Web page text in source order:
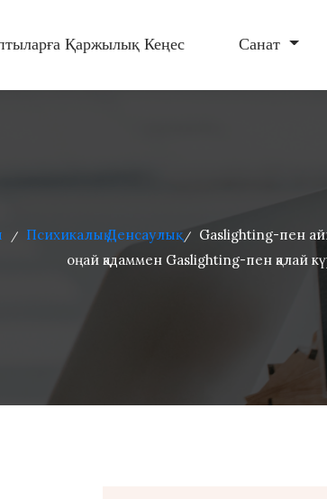
Қаржылық Кеңес Санат
/ Психикалық Денсаулық /
Gaslighting-пен
оңай қадаммен Gaslighting-пен қалай